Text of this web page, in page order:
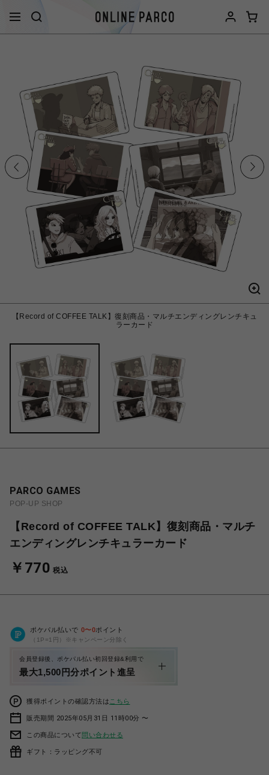
【Record of COFFEE TALK】復刻商品・マルチエンディングレンチキュ
ラーカード
PARCO GAMES
POP-UP SHOP
【Record of COFFEE TALK】復刻商品・マルチ
エンディングレンチキュラーカード
￥770 税込
ポケパル払いで 0〜0ポイント
（1P=1円）※キャンペーン分除く
会員登録後、ポケパル払い初回登録&利用で
最大1,500円分ポイント進呈
獲得ポイントの確認方法は こちら
販売期間 2025年05月31日 11時00分 〜
この商品について問い合わせる
ギフト：ラッピング不可